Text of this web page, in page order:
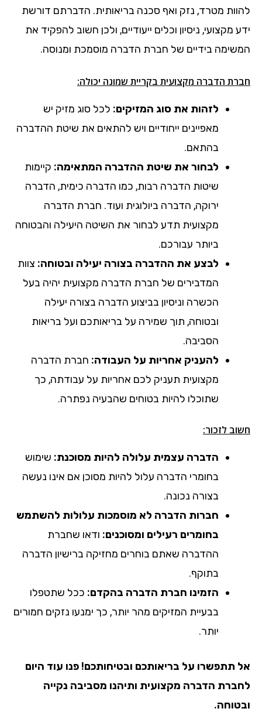
להוות מטרד, נזק ואף סכנה בריאותית. הדברתם דורשת
ידע מקצועי, ניסיון וכלים ייעודיים, ולכן חשוב להפקיד את
המשימה בידיים של חברת הדברה מוסמכת ומנוסה.
חברת הדברה מקצועית בקריית שמונה יכולה:
לזהות את סוג המזיקים: לכל סוג מזיק יש
מאפיינים ייחודיים ויש להתאים את שיטת ההדברה
בהתאם.
לבחור את שיטת ההדברה המתאימה: קיימות
שיטות הדברה רבות, כמו הדברה כימית, הדברה
ירוקה, הדברה ביולוגית ועוד. חברת הדברה
מקצועית תדע לבחור את השיטה היעילה והבטוחה
ביותר עבורכם.
לבצע את ההדברה בצורה יעילה ובטוחה: צוות
המדבירים של חברת הדברה מקצועית יהיה בעל
הכשרה וניסיון בביצוע הדברה בצורה יעילה
ובטוחה, תוך שמירה על בריאותכם ועל בריאות
הסביבה.
להעניק אחריות על העבודה: חברת הדברה
מקצועית תעניק לכם אחריות על עבודתה, כך
שתוכלו להיות בטוחים שהבעיה נפתרה.
חשוב לזכור:
הדברה עצמית עלולה להיות מסוכנת: שימוש
בחומרי הדברה עלול להיות מסוכן אם אינו נעשה
בצורה נכונה.
חברות הדברה לא מוסמכות עלולות להשתמש
בחומרים רעילים ומסוכנים: ודאו שחברת
ההדברה שאתם בוחרים מחזיקה ברישיון הדברה
בתוקף.
הזמינו חברת הדברה בהקדם: ככל שתטפלו
בבעיית המזיקים מהר יותר, כך ימנעו נזקים חמורים
יותר.
אל תתפשרו על בריאותכם ובטיחותכם! פנו עוד היום
לחברת הדברה מקצועית ותיהנו מסביבה נקייה
ובטוחה.